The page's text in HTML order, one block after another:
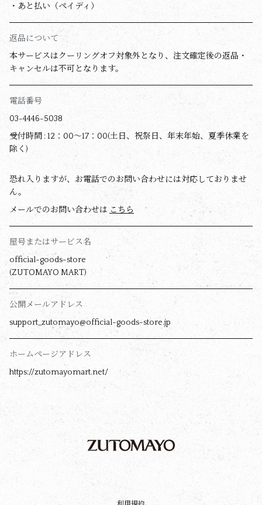
・あと払い（ペイディ）
返品について
本サービスはクーリングオフ対象外となり、注文確定後の返品・
キャンセルは不可となります。
電話番号
03-4446-5038
受付時間 : 12：00～17：00(土日、祝祭日、年末年始、夏季休業を
除く)
恐れ入りますが、お電話でのお問い合わせには対応しておりませ
ん。
メールでのお問い合わせは こちら
屋号またはサービス名
official-goods-store
(ZUTOMAYO MART)
公開メールアドレス
support_zutomayo@official-goods-store.jp
ホームページアドレス
https://zutomayomart.net/